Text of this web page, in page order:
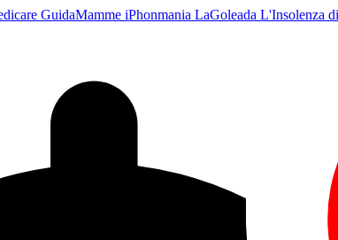
GuidaMamme iPhonmania LaGoleada L'Insolenza